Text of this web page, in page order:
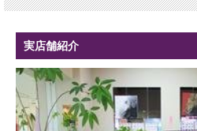
実店舗紹介